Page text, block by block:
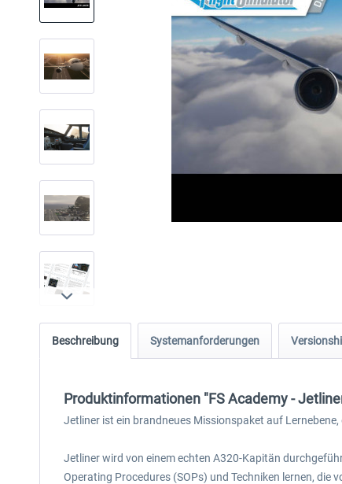
Beschreibung Systemanforderungen
Produktinformationen "FS Academy -
Jetliner ist ein brandneues Missionspaket auf
Jetliner wird von einem echten A320-Kapitän
Operating Procedures (SOPs) und Techniken lernen, die